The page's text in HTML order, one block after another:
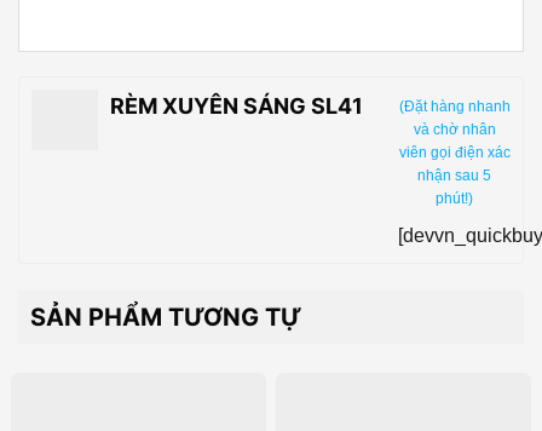
RÈM XUYÊN SÁNG SL41
(Đặt hàng nhanh
và chờ nhân
viên gọi điện xác
nhận sau 5
phút!)
SẢN PHẨM TƯƠNG TỰ